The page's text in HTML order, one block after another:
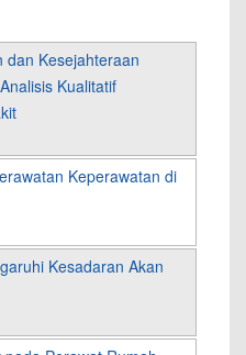
dan Kesejahteraan
Kualitatif
Keperawatan di
Kesadaran Akan